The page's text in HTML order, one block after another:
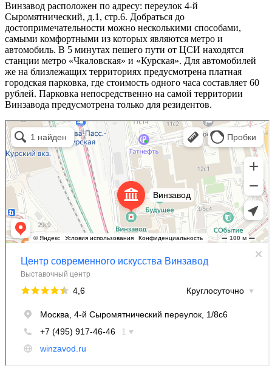
Винзавод расположен по адресу: переулок 4-й
Сыромятнический, д.1, стр.6. Добраться до
достопримечательности можно несколькими способами,
самыми комфортными из которых являются метро и
автомобиль. В 5 минутах пешего пути от ЦСИ находятся
станции метро «Чкаловская» и «Курская». Для автомобилей
же на близлежащих территориях предусмотрена платная
городская парковка, где стоимость одного часа составляет 60
рублей. Парковка непосредственно на самой территории
Винзавода предусмотрена только для резидентов.